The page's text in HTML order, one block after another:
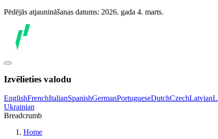
Pēdējās atjaunināšanas datums: 2026. gada 4. marts.
Izvēlieties valodu
EnglishFrenchItalianSpanishGermanPortugueseDutchCzechLatvian
Ukrainian
Breadcrumb
Home